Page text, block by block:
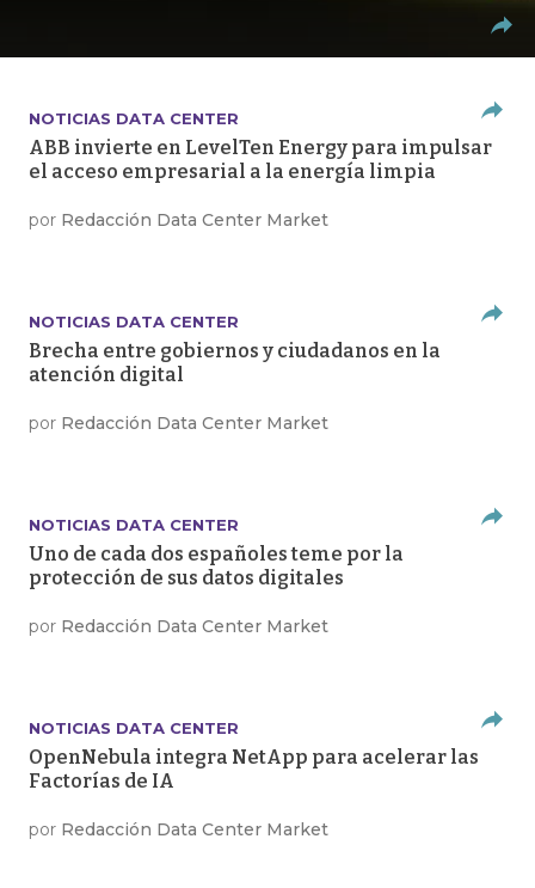
NOTICIAS DATA CENTER
ABB invierte en LevelTen Energy para impulsar
el acceso empresarial a la energía limpia
por Redacción Data Center Market
NOTICIAS DATA CENTER
Brecha entre gobiernos y ciudadanos en la
atención digital
por Redacción Data Center Market
NOTICIAS DATA CENTER
Uno de cada dos españoles teme por la
protección de sus datos digitales
por Redacción Data Center Market
NOTICIAS DATA CENTER
OpenNebula integra NetApp para acelerar las
Factorías de IA
por Redacción Data Center Market